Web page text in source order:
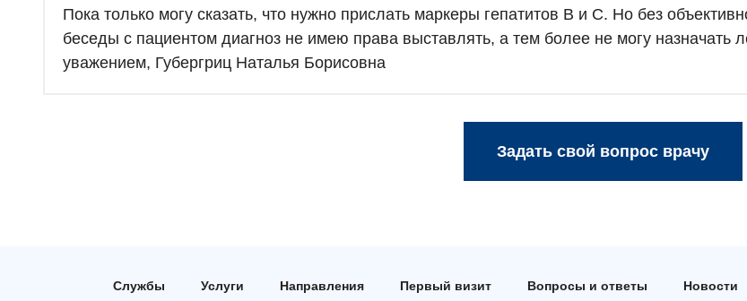
Пока только могу сказать, что нужно прислать маркеры гепатитов В и С. Но без
беседы с пациентом диагноз не имею права выставлять, а тем более не могу назначать
уважением, Губергриц Наталья Борисовна
Задать свой вопрос врачу
Службы Услуги Направления Первый визит Вопросы и ответы Новости